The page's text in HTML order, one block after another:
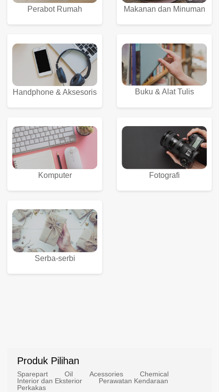
Perabot Rumah Makanan dan Minuman
Handphone & Aksesoris Buku & Alat Tulis
Komputer Fotografi
Serba-serbi
Produk Pilihan
Sparepart Oil Acessories
Chemical
Interior dan Eksterior
Perawatan Kendaraan
Perkakas